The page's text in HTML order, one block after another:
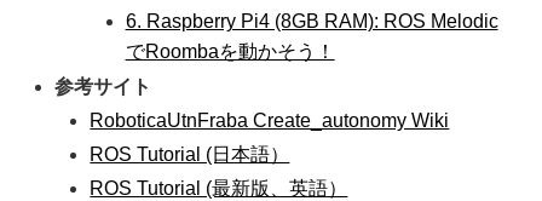
6. Raspberry Pi4 (8GB RAM): ROS Melodic
でRoombaを動かそう！
参考サイト
RoboticaUtnFraba Create_autonomy Wiki
ROS Tutorial (日本語）
ROS Tutorial (最新版、英語）